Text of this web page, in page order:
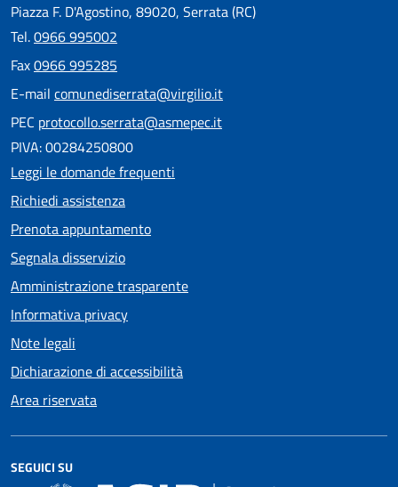
Piazza F. D'Agostino, 89020, Serrata (RC)
Tel.0966 995002
Fax0966 995285
E-mail comunediserrata@virgilio.it
PEC protocollo.serrata@asmepec.it
PIVA: 00284250800
Leggi le domande frequenti
Richiedi assistenza
Prenota appuntamento
Segnala disservizio
Amministrazione trasparente
Informativa privacy
Note legali
Dichiarazione di accessibilità
Area riservata
SEGUICI SU